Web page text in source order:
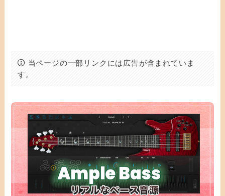
当ページの一部リンクには広告が含まれていま
す。